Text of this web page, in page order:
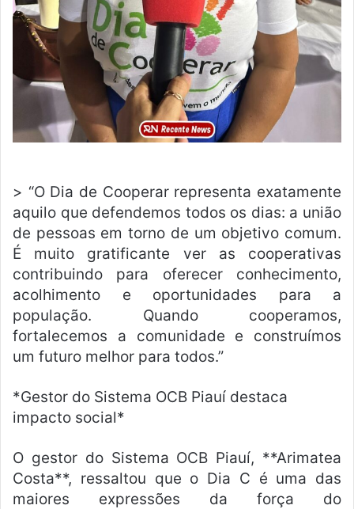
> “O Dia de Cooperar representa exatamente
aquilo que defendemos todos os dias: a união
de pessoas em torno de um objetivo comum.
É muito gratificante ver as cooperativas
contribuindo para oferecer conhecimento,
acolhimento e oportunidades para a
população. Quando cooperamos,
fortalecemos a comunidade e construímos
um futuro melhor para todos.”
*Gestor do Sistema OCB Piauí destaca
impacto social*
O gestor do Sistema OCB Piauí, **Arimatea
Costa**, ressaltou que o Dia C é uma das
maiores expressões da força do